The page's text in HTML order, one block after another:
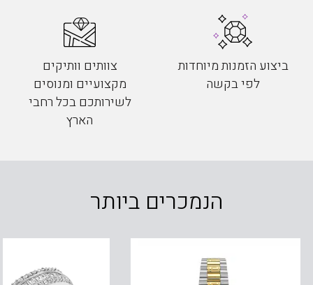
ביצוע הזמנות מיוחדות
לפי בקשה
צוותים וותיקים
מקצועיים ומנוסים
לשירותכם בכל רחבי
הארץ
הנמכרים ביותר